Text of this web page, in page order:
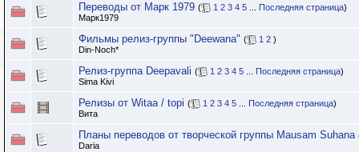
Переводы от Марк 1979 ( 1 2 3 4 5 Последняя страница)
Марк1979
Фильмы релиз-группы "Deewana" ( 1 2 )
Din-Noch*
Релиз-группа Deepavali ( 1 2 3 4 5 Последняя страница)
Sima Kivi
Релизы от Witaa / topi ( 1 2 3 4 5 Последняя страница)
Вита
Планы переводов от творческой группы Mausam Suhana
Daria